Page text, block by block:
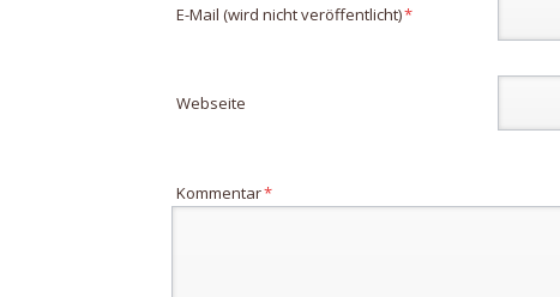
Pflichtfeld
E-Mail (wird nicht veröffentlicht)*
Webseite
Pflichtfeld
Kommentar*